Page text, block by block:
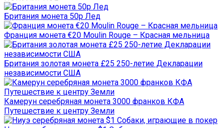
Британия монета 50р Лед
Франция монета €20 Moulin Rouge – Красная мельница
Британия золотая монета £25 250-летие Декларации
независимости США
Камерун серебряная монета 3000 франков КФА
Путешествие к центру Земли